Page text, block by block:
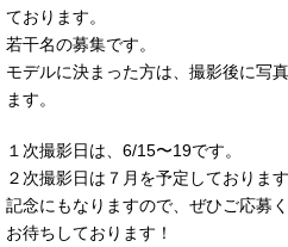
ております。
若干名の募集です。
モデルに決まった方は、撮影後に写
ます。
１次撮影日は、6/15〜19です。
２次撮影日は７月を予定しております
記念にもなりますので、ぜひご応募く
お待ちしております！